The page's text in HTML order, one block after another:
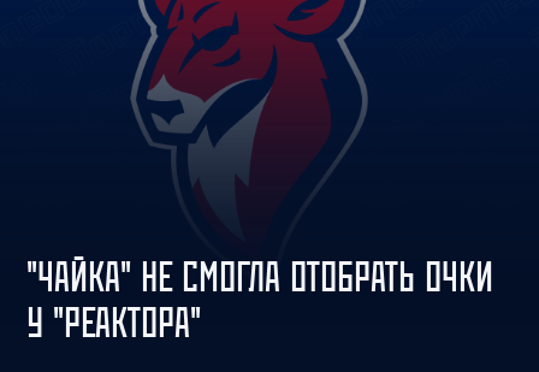
"ЧАЙКА" НЕ СМОГЛА ОТОБРАТЬ ОЧКИ
У "РЕАКТОРА"